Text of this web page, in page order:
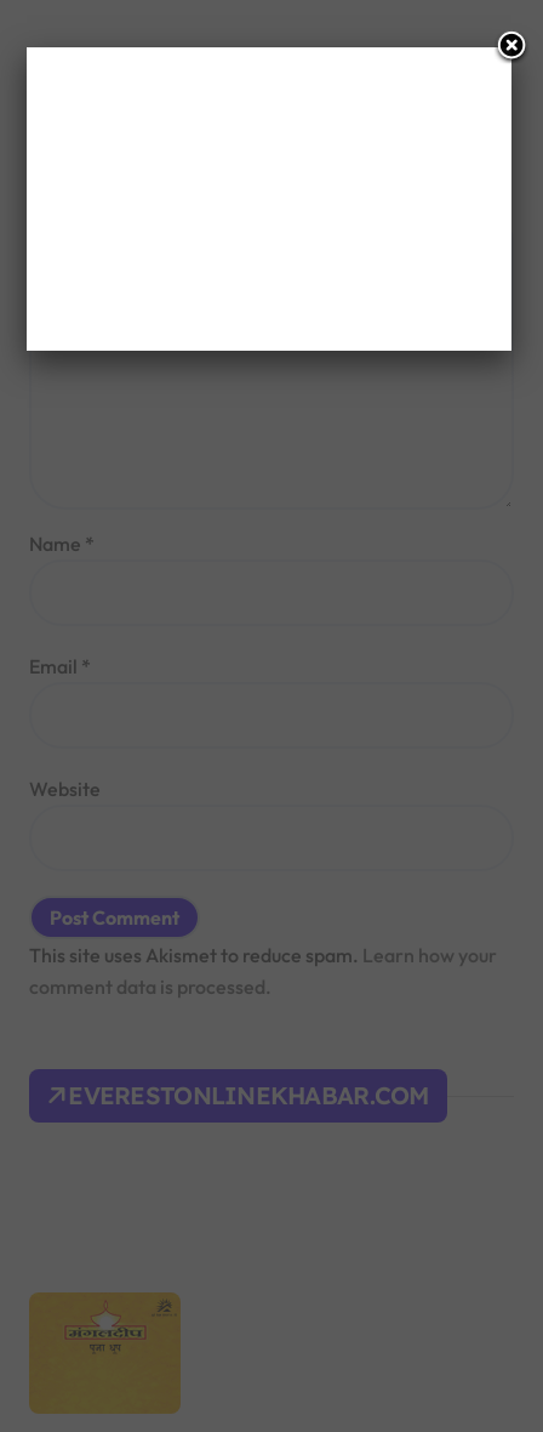
Name *
Email *
Website
This site uses Akismet to reduce spam. Learn how your
comment data is processed.
EVERESTONLINEKHABAR.COM